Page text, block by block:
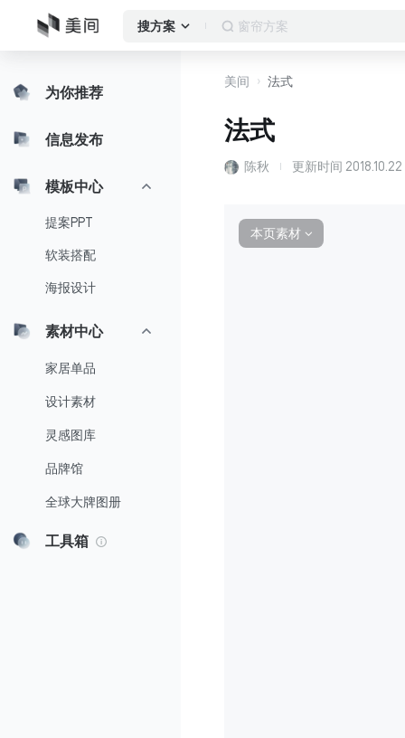
搜方案 窗帘方案
为你推荐
信息发布
模板中心
提案PPT
软装搭配
海报设计
素材中心
家居单品
设计素材
灵感图库
品牌馆
全球大牌图册
工具箱
美间 法式
法式
陈秋 更新时间
本页素材 ∨